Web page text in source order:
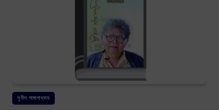
সুনীল গঙ্গোপাধ্যায়